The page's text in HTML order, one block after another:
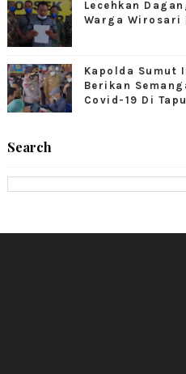
Lecehkan
Warga Wirosari
Kapolda Sumut
Berikan
Covid-19 Di
Search